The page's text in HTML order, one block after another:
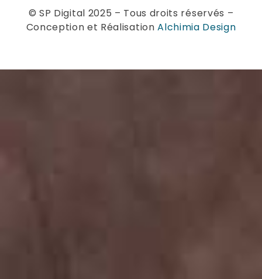
© SP Digital 2025 – Tous droits réservés –
Conception et RéalisationAlchimia Design